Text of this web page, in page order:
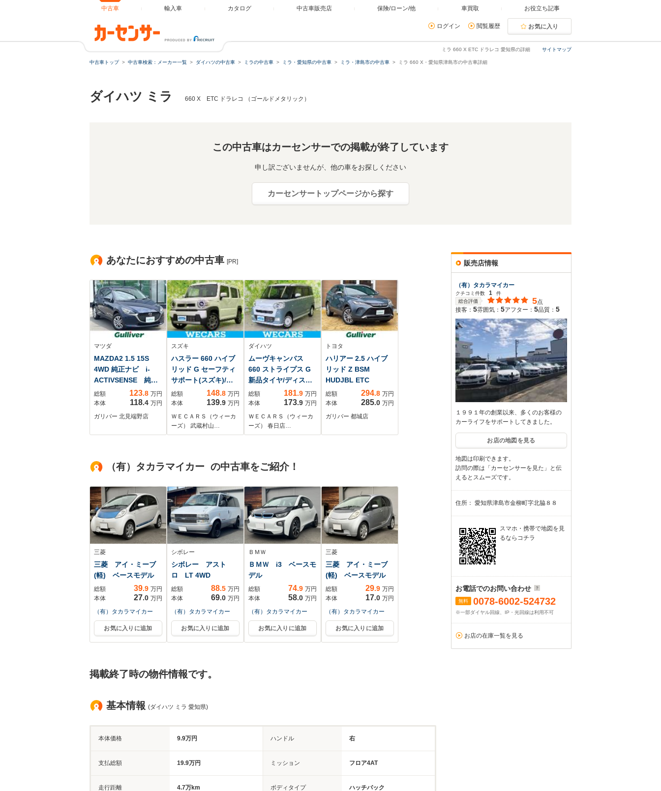
中古車 輸入車 カタログ 中古車販売店 保険/ローン/他 車買取 お役立ち記事
ログイン 閲覧履歴 お気に入り
サイトマップ
ミラ 660 X ETC ドラレコ 愛知県の詳細
中古車トップ 中古車検索：メーカー一覧 ダイハツの中古車 ミラの中古車 ミラ・愛知県の中古車 ミラ・津島市の中古車 ミラ 660 X・愛知県津島市の中古車詳細
ダイハツ ミラ 660 X ETC ドラレコ （ゴールドメタリック）
この中古車はカーセンサーでの掲載が終了しています
申し訳ございませんが、他の車をお探しください
カーセンサートップページから探す
あなたにおすすめの中古車 [PR]
マツダ
MAZDA2 1.5 15S
4WD 純正ナビ i-
ACTIVSENSE 純正
エンジンスタータ
ー Applecarplay
AndroidAuto バッ
ロアマット オート
総額 123.8 万円
本体
118.4 万円
ガリバー 北見端野店
スズキ
ハスラー 660 ハイブ
リッド G セーフティ
サポート(スズキ)/シ
ートヒーター 運転席/
車線逸脱防止支援シ
ステム/ヘッドランプ
LED/EBD付ABS/横滑
り防止装置/アイドリ
総額 148.8 万円
本体
139.9 万円
ＷＥＣＡＲＳ（ウィーカ
ーズ） 武蔵村山…
ダイハツ
ムーヴキャンバス
660 ストライプス G
新品タイヤ/ディスプ
レイオーディオ9イン
チ/衝突安全装置/両側
電動スライドドア/シ
ートヒーター/車線逸
脱防止支援システム/
LED
総額 181.9 万円
本体
173.9 万円
ＷＥＣＡＲＳ（ウィーカ
ーズ） 春日店…
トヨタ
ハリアー 2.5 ハイブ
リッド Z BSM
HUDJBL ETC
総額 294.8 万円
本体
285.0 万円
ガリバー 都城店
（有）タカラマイカー の中古車をご紹介！
三菱
三菱 アイ・ミーブ
(軽) ベースモデル
総額 39.9 万円
本体
27.0 万円
（有）タカラマイカー
お気に入りに追加
シボレー
シボレー アスト
ロ LT 4WD
総額 88.5 万円
本体
69.0 万円
（有）タカラマイカー
お気に入りに追加
ＢＭＷ
ＢＭＷ i3 ベースモ
デル
総額 74.9 万円
本体
58.0 万円
（有）タカラマイカー
お気に入りに追加
三菱
三菱 アイ・ミーブ
(軽) ベースモデル
総額 29.9 万円
本体
17.0 万円
（有）タカラマイカー
お気に入りに追加
掲載終了時の物件情報です。
基本情報 (ダイハツ ミラ 愛知県)
本体価格 9.9万円 ハンドル 右
支払総額 19.9万円 ミッション フロア4AT
走行距離 4.7万km ボディタイプ ハッチバック
販売店情報
（有）タカラマイカー
クチコミ件数 1
件
総合評価
5点
接客： 5雰囲気： 5アフター： 5品質： 5
１９９１年の創業以来、多くのお客様の
カーライフをサポートしてきました。
お店の地図を見る
地図は印刷できます。
訪問の際は「カーセンサーを見た」と伝
えるとスムーズです。
住所： 愛知県津島市金柳町字北脇８８
スマホ・携帯で地図を見
るならコチラ
お電話でのお問い合わせ
無料 0078-6002-524732
※一部ダイヤル回線、IP・光回線は利用不可
お店の在庫一覧を見る